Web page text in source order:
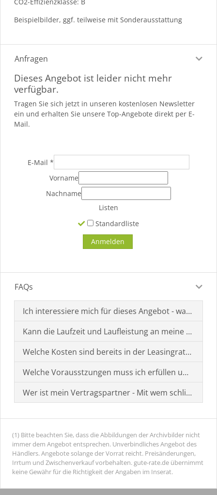
Beispielbilder, ggf. teilweise mit Sonderausstattung
Anfragen
Dieses Angebot ist leider nicht mehr
verfügbar.
Tragen Sie sich jetzt in unseren kostenlosen Newsletter
ein und erhalten Sie unsere Top-Angebote direkt per E-
Mail.
E-Mail *
Vorname
Nachname
Listen
Standardliste
FAQs
Ich interessiere mich für dieses Angebot - was muss
Kann die Laufzeit und Laufleistung an meine
Welche Kosten sind bereits in der Leasingrate
Welche Vorausstzungen muss ich erfüllen um einen
Wer ist mein Vertragspartner - Mit wem schließe ich
(1) Bitte beachten Sie, dass die Abbildungen der Archivbilder nicht
immer dem Angebot entsprechen. Unverbindliches Angebot des
Händlers. Angebote solange der Vorrat reicht. Preisänderungen,
Irrtum und Zwischenverkauf vorbehalten. gute-rate.de übernimmt
keine Gewähr für die Richtigkeit der Angaben im Inserat.